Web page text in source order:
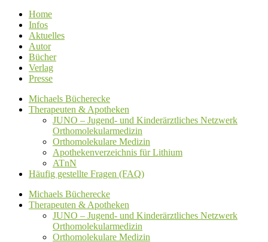
Home
Infos
Aktuelles
Autor
Bücher
Verlag
Presse
Michaels Bücherecke
Therapeuten & Apotheken
JUNO – Jugend- und Kinderärztliches Netzwerk
Orthomolekularmedizin
Orthomolekulare Medizin
Apothekenverzeichnis für Lithium
ATnN
Häufig gestellte Fragen (FAQ)
Michaels Bücherecke
Therapeuten & Apotheken
JUNO – Jugend- und Kinderärztliches Netzwerk
Orthomolekularmedizin
Orthomolekulare Medizin